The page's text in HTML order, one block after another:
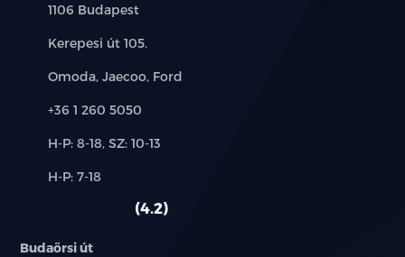
motoros napfénytető
oldallégzsák
szervokormány
színezett üveg
Település:
1106 Budapest
Cím:
Kerepesi út 105.
Márkák:
Omoda, Jaecoo, Ford
Telefon:
+36 1 260 5050
Új-
használt
H-P: 8-18, SZ: 10-13
Alkatrész,
H-P: 7-18
4.2
Budaörsi út